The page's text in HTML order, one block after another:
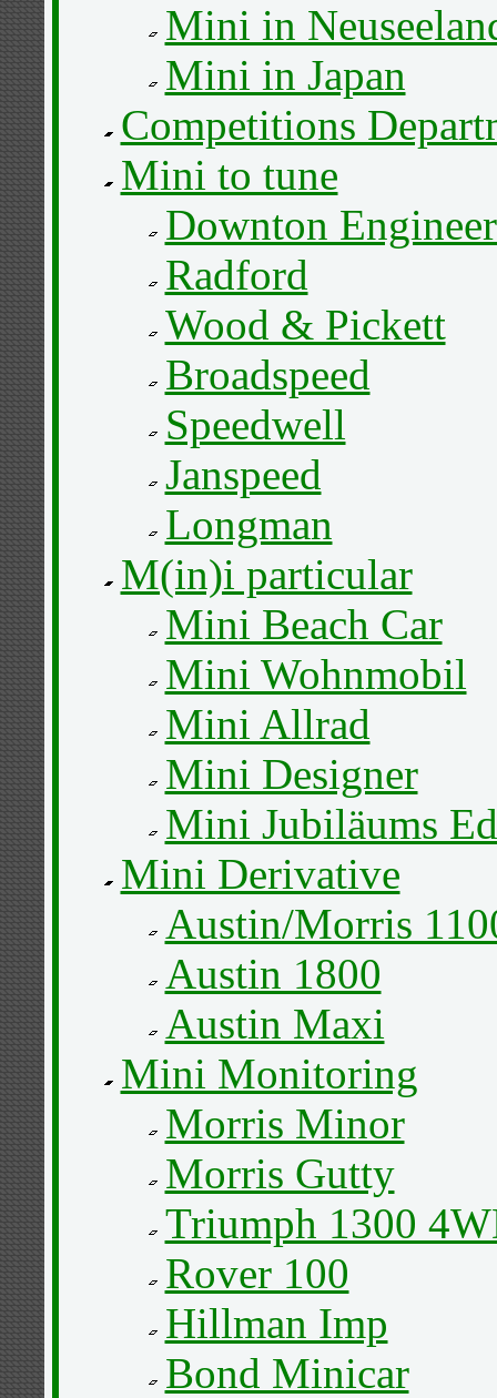
Mini in
Mini in Japan
Competitions
Mini to tune
Downton
Radford
Wood & Pickett
Broadspeed
Speedwell
Janspeed
Longman
M(in)i particular
Mini Beach Car
Mini Wohnmobil
Mini Allrad
Mini Designer
Mini Jubiläums
Mini Derivative
Austin/Morris
Austin 1800
Austin Maxi
Mini Monitoring
Morris Minor
Morris Gutty
Triumph 1300
Rover 100
Hillman Imp
Bond Minicar